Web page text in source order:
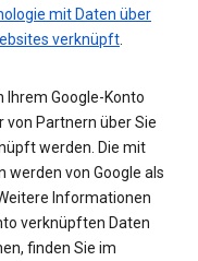
mit Daten über
verknüpft.
Ihrem Google-Konto
von Partnern über Sie
werden. Die mit
werden von Google als
Informationen
verknüpften Daten
finden Sie im